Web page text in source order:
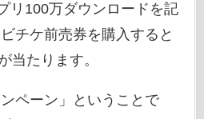
リ100万ダウンロードを記
チケ前売券を購入すると
当たります。
ペーン」ということで